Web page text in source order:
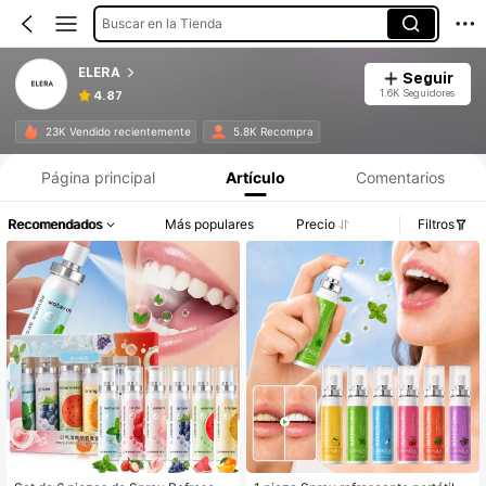
Buscar en la Tienda
ELERA
4.87
Seguir
1.6K Seguidores
23K Vendido recientemente 5.8K Recompra
Página principal Artículo Comentarios
Recomendados Más populares Precio Filtros